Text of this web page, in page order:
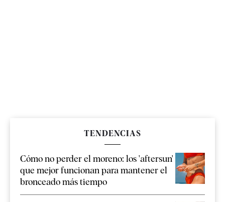
TENDENCIAS
Cómo no perder el moreno: los 'aftersun'
que mejor funcionan para mantener el
bronceado más tiempo